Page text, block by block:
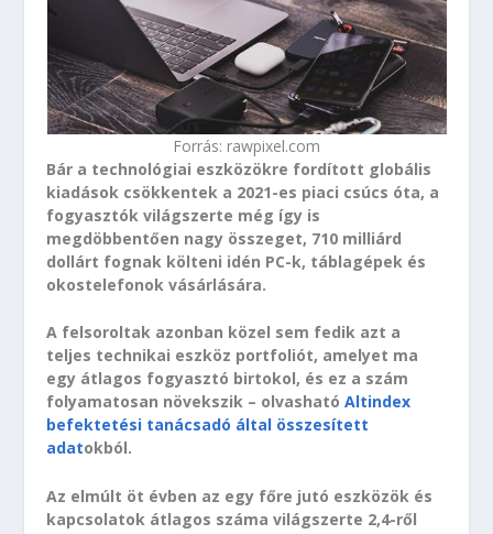
Forrás: rawpixel.com
Bár a technológiai eszközökre fordított globális
kiadások csökkentek a 2021-es piaci csúcs óta, a
fogyasztók világszerte még így is
megdöbbentően nagy összeget, 710 milliárd
dollárt fognak költeni idén PC-k, táblagépek és
okostelefonok vásárlására.
A felsoroltak azonban közel sem fedik azt a
teljes technikai eszköz portfoliót, amelyet ma
egy átlagos fogyasztó birtokol, és ez a szám
folyamatosan növekszik – olvashatóAltindex
befektetési tanácsadó által összesített
adatokból.
Az elmúlt öt évben az egy főre jutó eszközök és
kapcsolatok átlagos száma világszerte 2,4-ről